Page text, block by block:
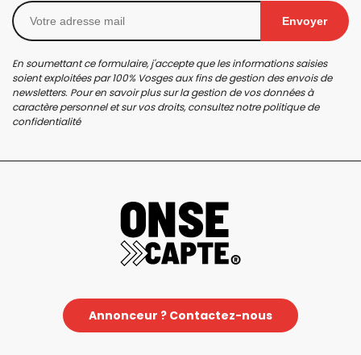
Envoyer
En soumettant ce formulaire, j'accepte que les informations saisies
soient exploitées par 100% Vosges aux fins de gestion des envois de
newsletters. Pour en savoir plus sur la gestion de vos données à
caractère personnel et sur vos droits, consultez notrepolitique de
confidentialité
Annonceur ? Contactez-nous